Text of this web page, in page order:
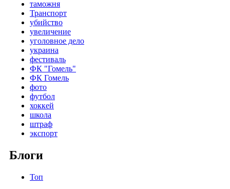
таможня
Транспорт
убийство
увеличение
уголовное дело
украина
фестиваль
ФК "Гомель"
ФК Гомель
фото
футбол
хоккей
школа
штраф
экспорт
Блоги
Топ